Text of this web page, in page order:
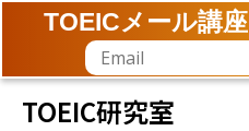
TOEICメール講座
TOEIC研究室